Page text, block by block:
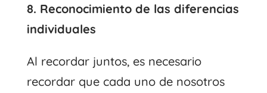
8. Reconocimiento de las diferencias
individuales
Al recordar juntos, es necesario
recordar que cada uno de nosotros